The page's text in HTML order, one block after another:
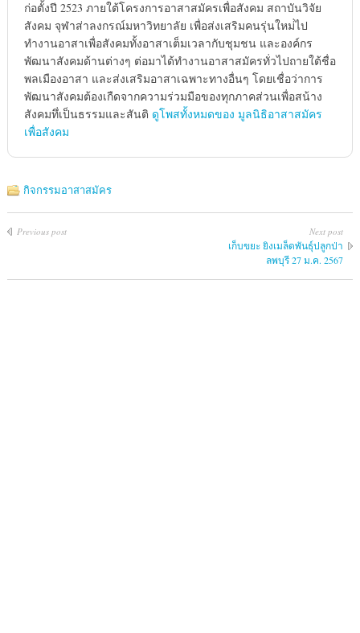
ก่อตั้งปี 2523 ภายใต้โครงการอาสาสมัครเพื่อสังคม สถาบันวิจัย
สังคม จุฬาส่าลงกรณ์มหาวิทยาลัย เพื่อส่งเสริมคนรุ่นใหม่่ไป
ทำงานอาสาเพื่อสังคมทั้งอาสาเต็มเวลากับชุมชน และองค์กร
พัฒนาสังคมด้านต่างๆ ต่อมาได้ทำงานอาสาสมัครทั่วไปถายใต้ชื่อ
พลเมืองอาสา และส่งเสริมอาสาเฉพาะทางอื่นๆ โดยเชื่อว่าการ
พัฒนาสังคมต้องเกืดจากความร่วมมือของทุกภาคส่วนเพื่อสน้าง
สังคมทึ่เป็นธรรมและสันติ ดูโพสทั้งหมดของ มูลนิธิอาสาสมัคร
เพื่อสังคม
กิจกรรมอาสาสมัคร
Previous post Next post
เก็บขยะ ยิงเมล็ดพันธุ์ปลูกป่า
ลพบุรี 27 ม.ค. 2567